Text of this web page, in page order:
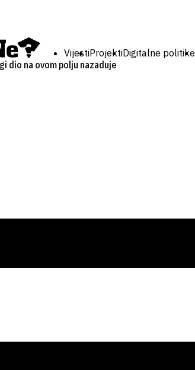
VijestiProjektiDigitalne politike
dio na ovom polju nazaduje